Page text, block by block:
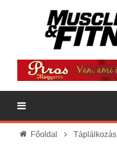
Főoldal Táplálkozás